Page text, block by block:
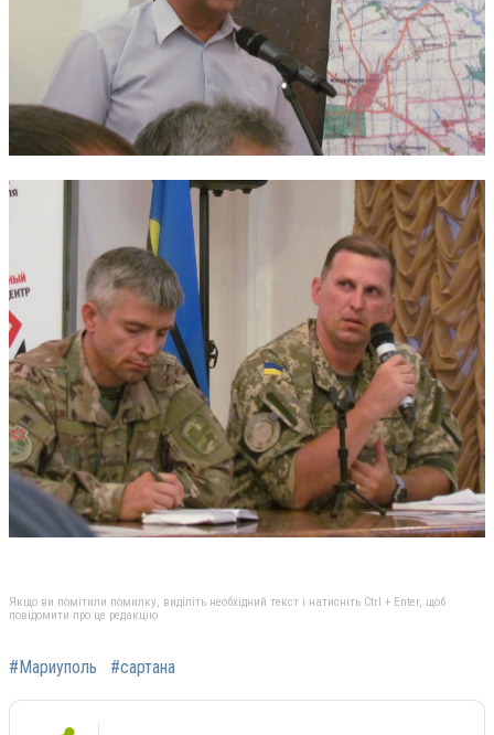
Якщо ви помітили помилку, виділіть необхідний текст і натисніть Ctrl + Enter, щоб
повідомити про це редакцію
#Мариуполь #сартана